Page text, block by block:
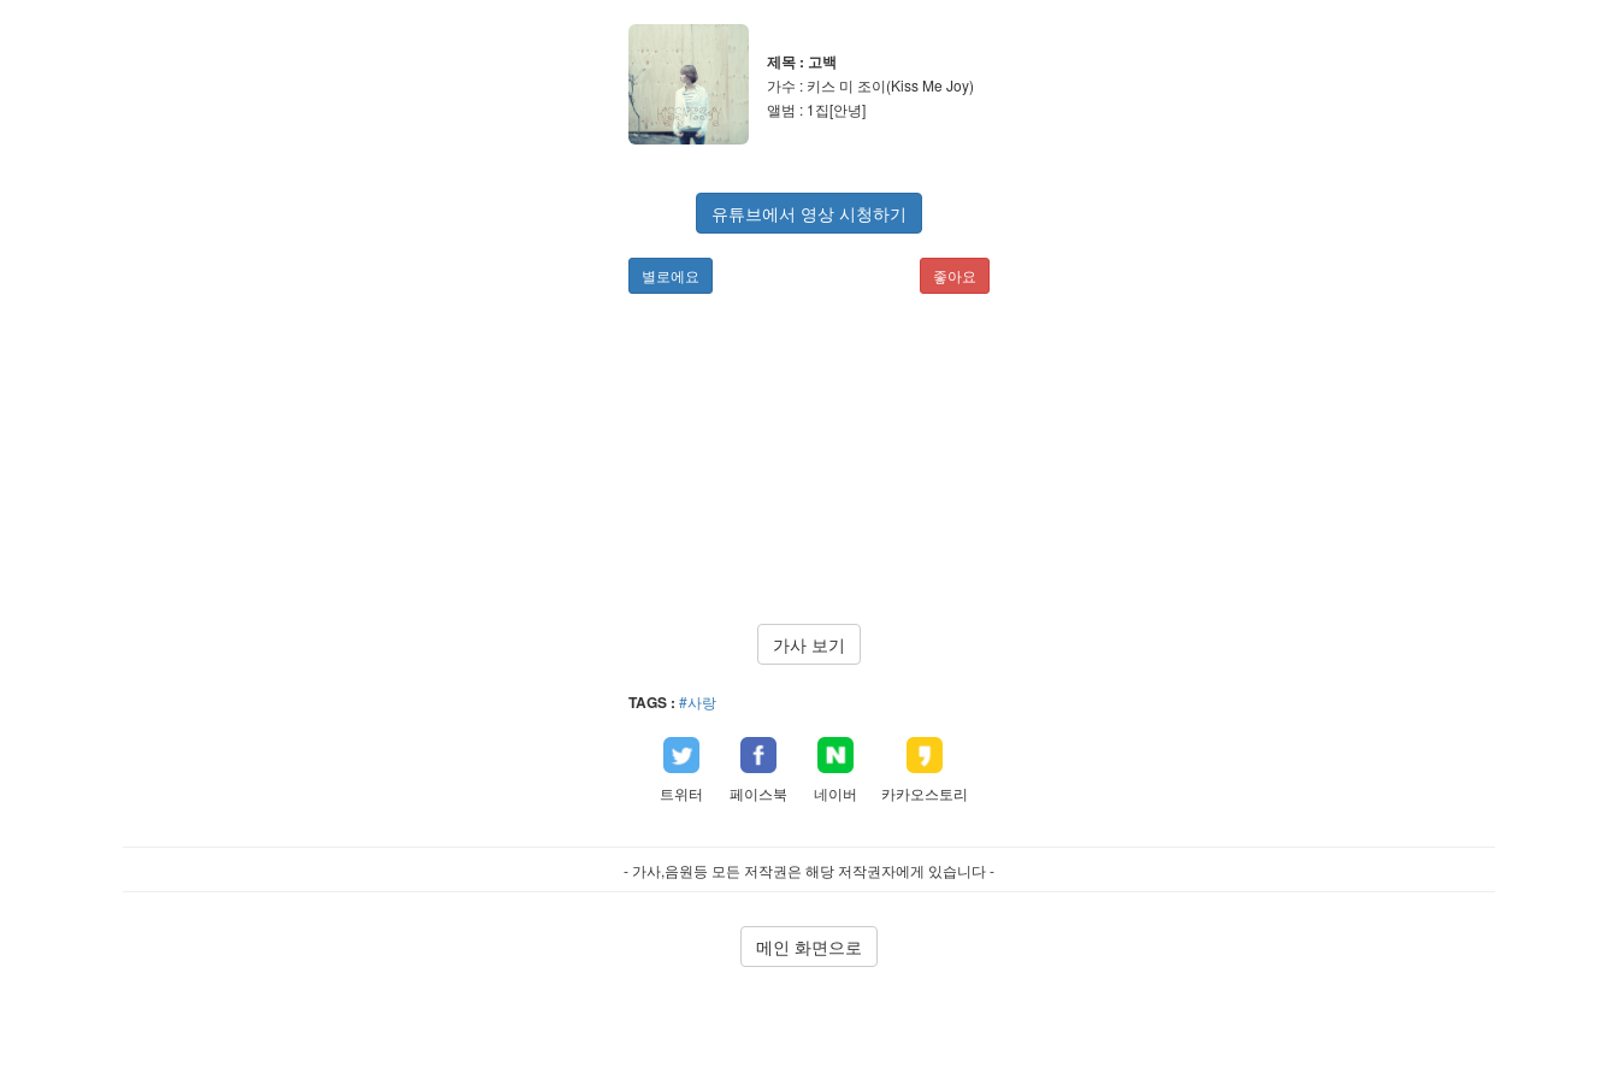
제목 : 고백
가수 : 키스 미 조이(Kiss Me Joy)
앨범 : 1집[안녕]
유튜브에서 영상 시청하기
별로에요 좋아요
가사 보기
TAGS : #사랑
트위터 페이스북 네이버 카카오스토리
- 가사,음원등 모든 저작권은 해당 저작권자에게 있습니다 -
메인 화면으로